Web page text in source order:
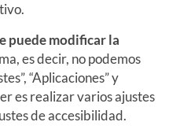
puede modificar la
es decir, no podemos
“Aplicaciones” y
es realizar varios ajustes
de accesibilidad.